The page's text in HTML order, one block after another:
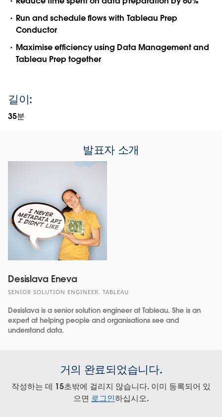
Run and schedule flows with Tableau Prep
Conductor
Maximise efficiency using Data Management and
Tableau Prep together
길이:
35분
발표자 소개
Desislava Eneva
SENIOR SOLUTION ENGINEER, TABLEAU
Desislava is a senior solution engineer at Tableau. She is an
expert at helping people and organisations see and
understand data.
거의 완료되었습니다.
작성하는 데 15초밖에 걸리지 않습니다. 이미 등록되어 있
으면 로그인하십시오.